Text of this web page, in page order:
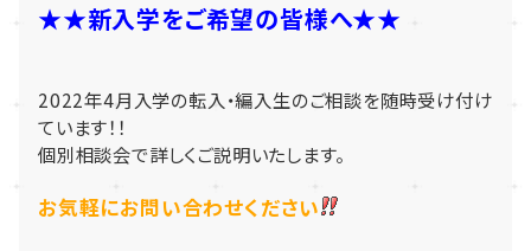
★★新入学をご希望の皆様へ★★
2022年4月入学の転入・編入生のご相談を随時受け付け
ています！！
個別相談会で詳しくご説明いたします。
お気軽にお問い合わせください